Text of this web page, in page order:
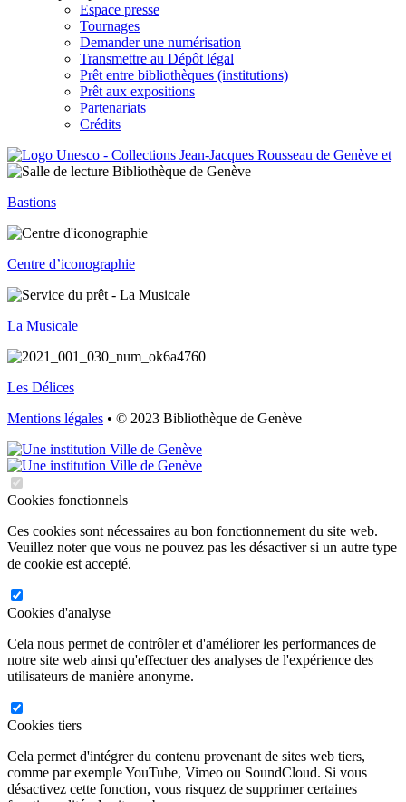
Espace presse
Tournages
Demander une numérisation
Transmettre au Dépôt légal
Prêt entre bibliothèques (institutions)
Prêt aux expositions
Partenariats
Crédits
Bastions
Centre d’iconographie
La Musicale
Les Délices
Mentions légales • © 2023 Bibliothèque de Genève
Cookies fonctionnels
Ces cookies sont nécessaires au bon fonctionnement du site web.
Veuillez noter que vous ne pouvez pas les désactiver si un autre type
de cookie est accepté.
Cookies d'analyse
Cela nous permet de contrôler et d'améliorer les performances de
notre site web ainsi qu'effectuer des analyses de l'expérience des
utilisateurs de manière anonyme.
Cookies tiers
Cela permet d'intégrer du contenu provenant de sites web tiers,
comme par exemple YouTube, Vimeo ou SoundCloud. Si vous
désactivez cette fonction, vous risquez de supprimer certaines